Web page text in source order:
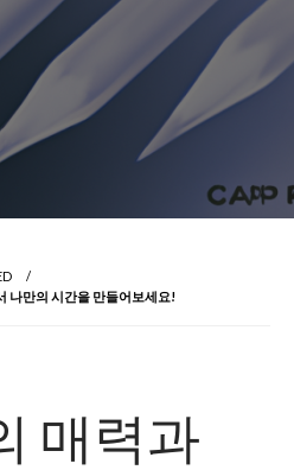
나만의 시간을 만들어보세요!
매력과